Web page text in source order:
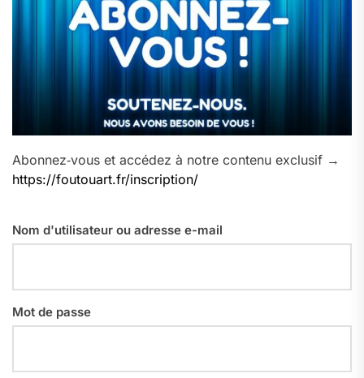
Abonnez‑vous et accédez à notre contenu exclusif →
https://foutouart.fr/inscription/
Nom d'utilisateur ou adresse e-mail
Mot de passe